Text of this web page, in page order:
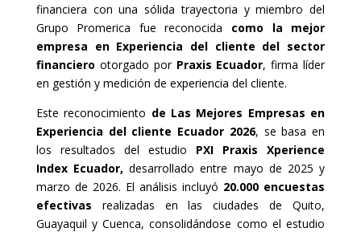
financiera con una sólida trayectoria y miembro del
Grupo Promerica fue reconocida como la mejor
empresa en Experiencia del cliente del sector
financiero otorgado por Praxis Ecuador, firma líder
en gestión y medición de experiencia del cliente.
Este reconocimiento de Las Mejores Empresas en
Experiencia del cliente Ecuador 2026, se basa en
los resultados del estudio PXI Praxis Xperience
Index Ecuador, desarrollado entre mayo de 2025 y
marzo de 2026. El análisis incluyó 20.000 encuestas
efectivas realizadas en las ciudades de Quito,
Guayaquil y Cuenca, consolidándose como el estudio